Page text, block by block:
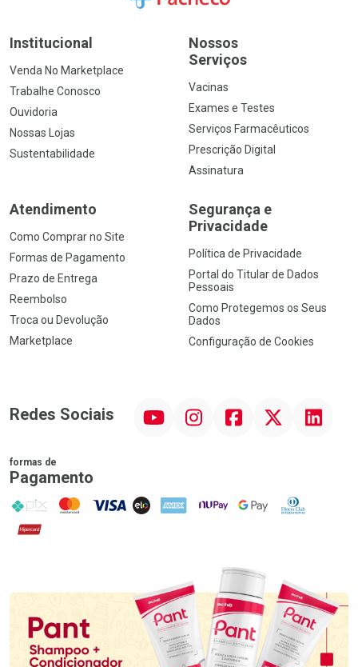
Institucional
Venda No Marketplace
Trabalhe Conosco
Ouvidoria
Nossas Lojas
Sustentabilidade
Nossos
Serviços
Vacinas
Exames e Testes
Serviços Farmacêuticos
Prescrição Digital
Assinatura
Atendimento
Como Comprar no Site
Formas de Pagamento
Prazo de Entrega
Reembolso
Troca ou Devolução
Marketplace
Segurança e
Privacidade
Política de Privacidade
Portal do Titular de Dados
Pessoais
Como Protegemos os Seus
Dados
Configuração de Cookies
Redes Sociais InstagramFacebookTwitter Linkedin
formas de
Pagamento
PIX MasterCard
VISA ELO AMEX NuPay Google PayDiners Club
Hipercard
Promoção em Destaque